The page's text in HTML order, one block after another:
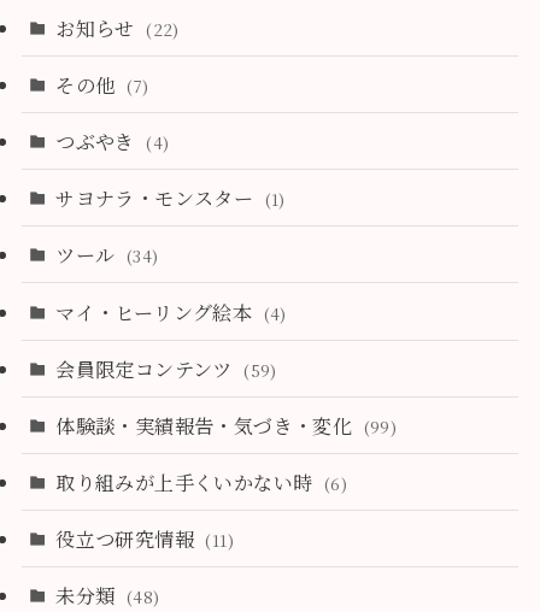
お知らせ (22)
その他 (7)
つぶやき (4)
サヨナラ・モンスター (1)
ツール (34)
マイ・ヒーリング絵本 (4)
会員限定コンテンツ (59)
体験談・実績報告・気づき・変化 (99)
取り組みが上手くいかない時 (6)
役立つ研究情報 (11)
未分類 (48)